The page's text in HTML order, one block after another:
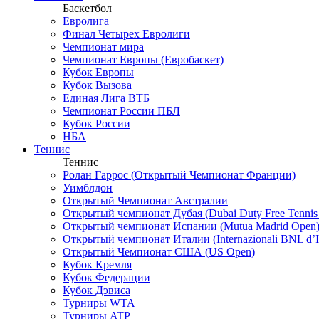
Баскетбол
Евролига
Финал Четырех Евролиги
Чемпионат мира
Чемпионат Европы (Евробаскет)
Кубок Европы
Кубок Вызова
Единая Лига ВТБ
Чемпионат России ПБЛ
Кубок России
НБА
Теннис
Теннис
Ролан Гаррос (Открытый Чемпионат Франции)
Уимблдон
Открытый Чемпионат Австралии
Открытый чемпионат Дубая (Dubai Duty Free Tennis
Открытый чемпионат Испании (Mutua Madrid Open)
Открытый чемпионат Италии (Internazionali BNL
Открытый Чемпионат США (US Open)
Кубок Кремля
Кубок Федерации
Кубок Дэвиса
Турниры WTA
Турниры ATP